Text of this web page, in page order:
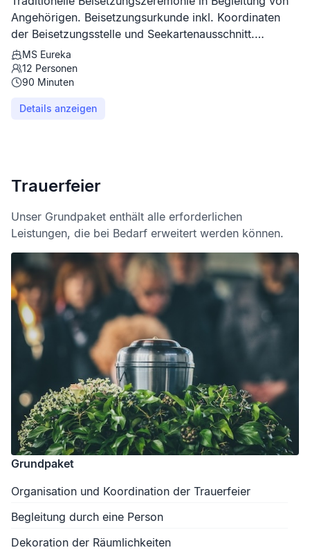
Angehörigen. Beisetzungsurkunde inkl. Koordinaten
der Beisetzungsstelle und Seekartenausschnitt.
Hafengebühren bereits enthalten.
MS Eureka
12 Personen
90 Minuten
Details anzeigen
Trauerfeier
Unser Grundpaket enthält alle erforderlichen
Leistungen, die bei Bedarf erweitert werden können.
Grundpaket
Organisation und Koordination der Trauerfeier
Begleitung durch eine Person
Dekoration der Räumlichkeiten